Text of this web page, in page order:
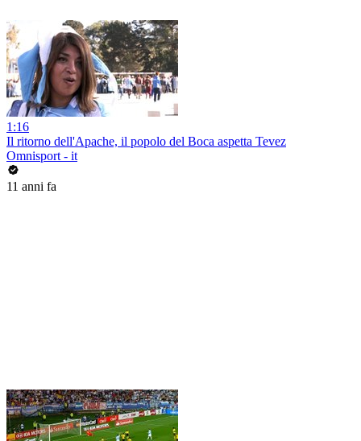
1:16
Il ritorno dell'Apache, il popolo del Boca aspetta Tevez
Omnisport - it
11 anni fa